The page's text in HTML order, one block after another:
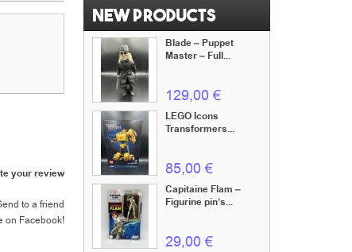
your review
to a friend
on Facebook!
New products
Blade – Puppet
Master – Full...
129,00 €
LEGO Icons
Transformers...
85,00 €
Capitaine Flam –
Figurine pin’s...
29,00 €